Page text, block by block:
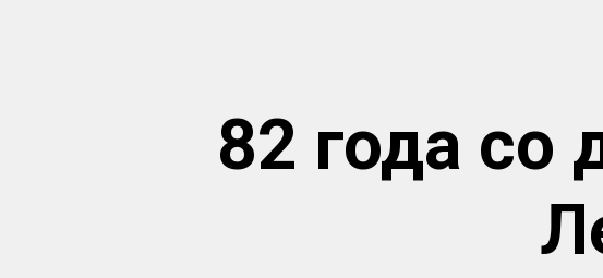
82 года со